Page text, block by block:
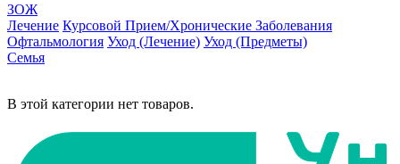
ЗОЖ
Лечение Курсовой Прием/Хронические Заболевания
Офтальмология Уход (Лечение) Уход (Предметы)
Семья
В этой категории нет товаров.